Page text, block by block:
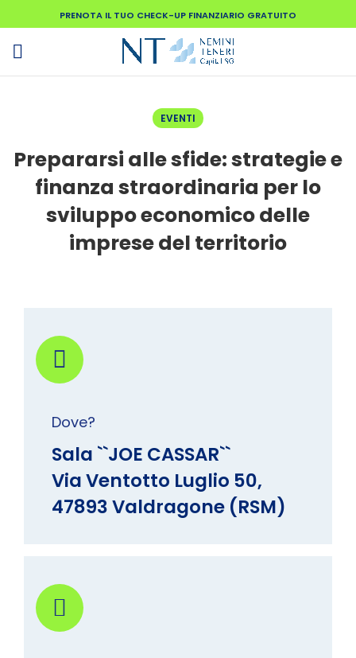
EVENTI
Prepararsi alle sfide: strategie e
finanza straordinaria per lo
sviluppo economico delle
imprese del territorio
Dove?
Sala ``JOE CASSAR``
Via Ventotto Luglio 50,
47893 Valdragone (RSM)
PRENOTA IL TUO CHECK-UP FINANZIARIO GRATUITO